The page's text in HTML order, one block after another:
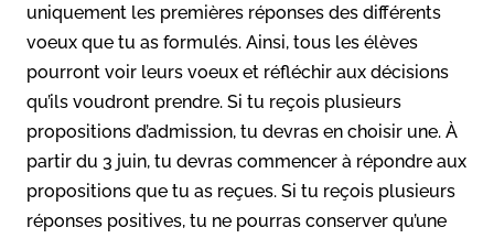
uniquement les premières réponses des différents
voeux que tu as formulés. Ainsi, tous les élèves
pourront voir leurs voeux et réfléchir aux décisions
qu’ils voudront prendre. Si tu reçois plusieurs
propositions d’admission, tu devras en choisir une. À
partir du 3 juin, tu devras commencer à répondre aux
propositions que tu as reçues. Si tu reçois plusieurs
réponses positives, tu ne pourras conserver qu’une